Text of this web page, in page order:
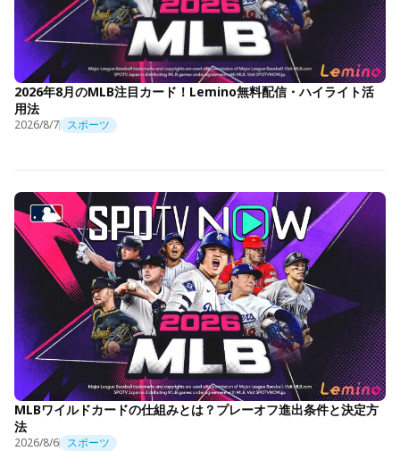
2026年8月のMLB注目カード！Lemino無料配信・ハイライト活
用法
2026/8/7 スポーツ
MLBワイルドカードの仕組みとは？プレーオフ進出条件と決定方
法
2026/8/6 スポーツ